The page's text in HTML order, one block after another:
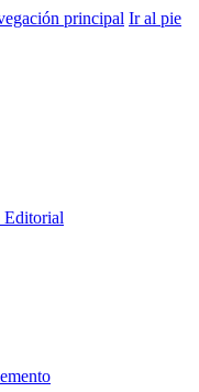
principal Ir al pie
Editorial